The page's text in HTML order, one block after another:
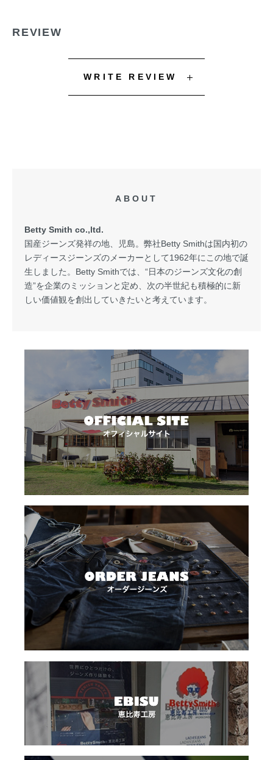
REVIEW
WRITE REVIEW
ABOUT
Betty Smith co.,ltd.
国産ジーンズ発祥の地、児島。弊社Betty Smithは国内初の
レディースジーンズのメーカーとして1962年にこの地で誕
生しました。Betty Smithでは、“日本のジーンズ文化の創
造”を企業のミッションと定め、次の半世紀も積極的に新
しい価値観を創出していきたいと考えています。